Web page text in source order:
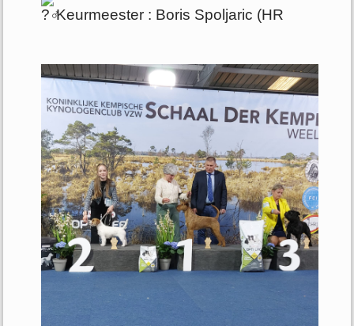
Keurmeester : Boris Spoljaric (HR